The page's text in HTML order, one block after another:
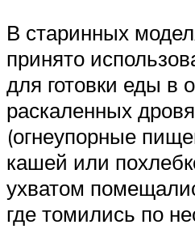
В старинных
принято
для готовки еды в
раскаленных
(огнеупорные
кашей или
ухватом
где томились по